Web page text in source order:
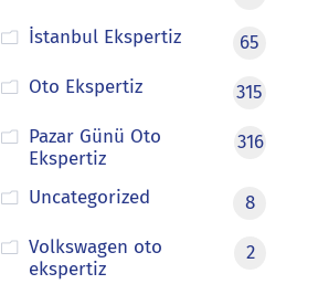
İstanbul Ekspertiz
65
Oto Ekspertiz
315
Pazar Günü Oto
Ekspertiz
316
Uncategorized
8
Volkswagen oto
ekspertiz
2